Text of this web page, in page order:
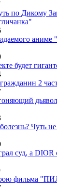
по Дикому
аниме
будет
2
Чуть не
суд, а DIOR
фильма